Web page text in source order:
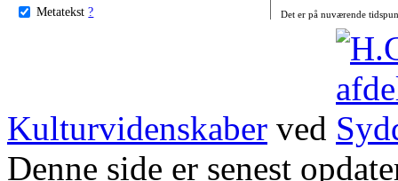
Metatekst ?
Det er på nuværende
Kulturvidenskaber ved
Denne side er senest